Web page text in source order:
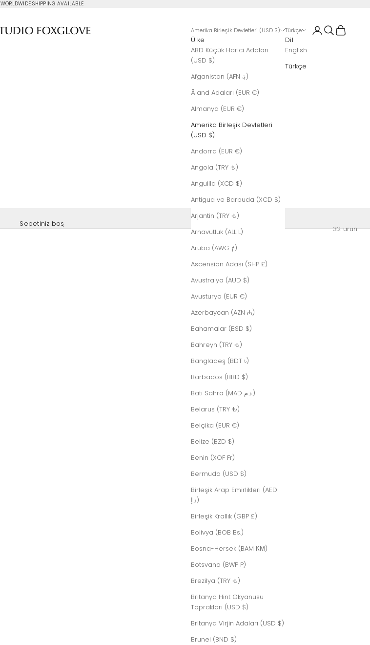
WORLDWIDE SHIPPING AVAILABLE
Amerika Birleşik Devletleri (USD $)
Ülke
ABD Küçük Harici Adaları
(USD $)
Afganistan (AFN ؋)
Åland Adaları (EUR €)
Almanya (EUR €)
Amerika Birleşik Devletleri
(USD $)
Andorra (EUR €)
Angola (TRY ₺)
Anguilla (XCD $)
Antigua ve Barbuda (XCD $)
Arjantin (TRY ₺)
Arnavutluk (ALL L)
Aruba (AWG ƒ)
Ascension Adası (SHP £)
Avustralya (AUD $)
Avusturya (EUR €)
Azerbaycan (AZN ₼)
Bahamalar (BSD $)
Bahreyn (TRY ₺)
Bangladeş (BDT ৳)
Barbados (BBD $)
Batı Sahra (MAD د.م.)
Belarus (TRY ₺)
Belçika (EUR €)
Belize (BZD $)
Benin (XOF Fr)
Bermuda (USD $)
Birleşik Arap Emirlikleri (AED
د.إ)
Birleşik Krallık (GBP £)
Bolivya (BOB Bs.)
Bosna-Hersek (BAM КМ)
Botsvana (BWP P)
Brezilya (TRY ₺)
Britanya Hint Okyanusu
Toprakları (USD $)
Britanya Virjin Adaları (USD $)
Brunei (BND $)
Türkçe
Dil
English
Türkçe
Giriş Yap
Ara Sepet
Sepetiniz boş
32 ürün
HELIX CHAMPAGNE
İndirimli fiyat
$608.00 USD